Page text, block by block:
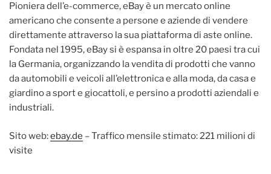
Pioniera dell’e-commerce, eBay è un mercato online
americano che consente a persone e aziende di vendere
direttamente attraverso la sua piattaforma di aste online.
Fondata nel 1995, eBay si è espansa in oltre 20 paesi tra cui
la Germania, organizzando la vendita di prodotti che vanno
da automobili e veicoli all’elettronica e alla moda, da casa e
giardino a sport e giocattoli, e persino a prodotti aziendali e
industriali.
Sito web:ebay.de – Traffico mensile stimato: 221 milioni di
visite